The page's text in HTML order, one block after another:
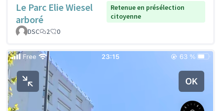
Le Parc Elie Wiesel
arboré
Retenue en présélection
citoyenne
DSC
2 0